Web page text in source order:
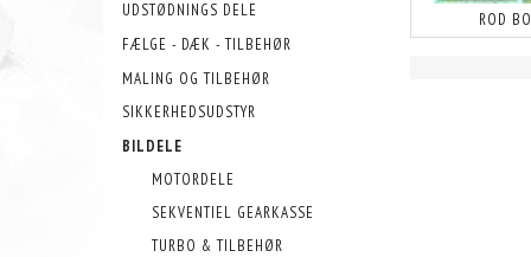
UDSTØDNINGS DELE
FÆLGE - DÆK - TILBEHØR
MALING OG TILBEHØR
SIKKERHEDSUDSTYR
BILDELE
MOTORDELE
SEKVENTIEL GEARKASSE
TURBO & TILBEHØR
ROD